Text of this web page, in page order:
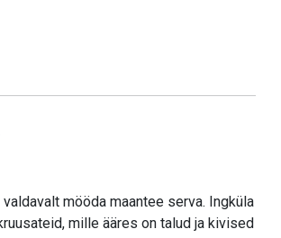
mööda maantee serva. Ingküla
mille ääres on talud ja kivised